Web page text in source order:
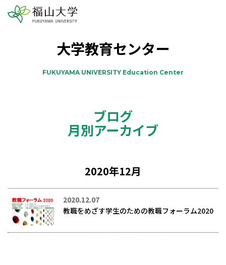
大学教育センター
FUKUYAMA UNIVERSITY Education Center
ブログ
月別アーカイブ
2020年12月
2020.12.07
教職をめざす学生のための教職フォーラム2020